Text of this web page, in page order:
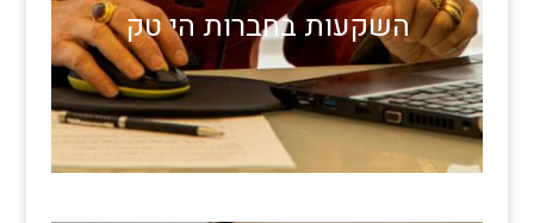
השקעות בחברות הי טק